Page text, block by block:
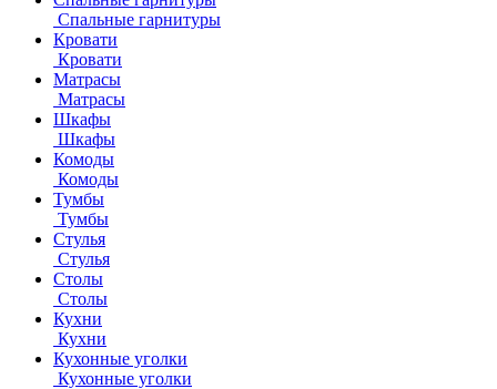
Спальные гарнитуры
Кровати
Кровати
Матрасы
Матрасы
Шкафы
Шкафы
Комоды
Комоды
Тумбы
Тумбы
Стулья
Стулья
Столы
Столы
Кухни
Кухни
Кухонные уголки
Кухонные уголки